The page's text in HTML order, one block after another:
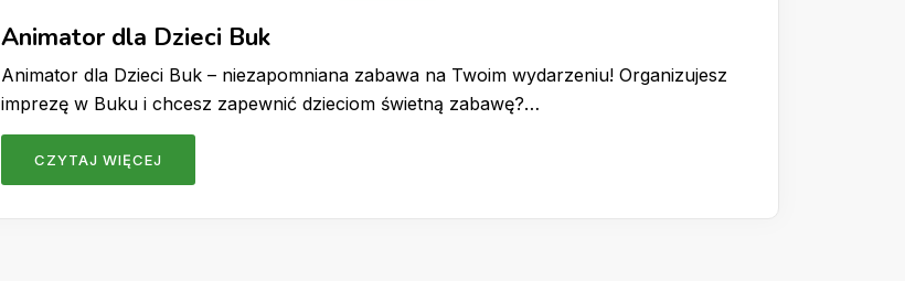
Animator dla Dzieci Buk
Animator dla Dzieci Buk – niezapomniana zabawa na Twoim wydarzeniu! Organizujesz
imprezę w Buku i chcesz zapewnić dzieciom świetną zabawę?…
CZYTAJ WIĘCEJ